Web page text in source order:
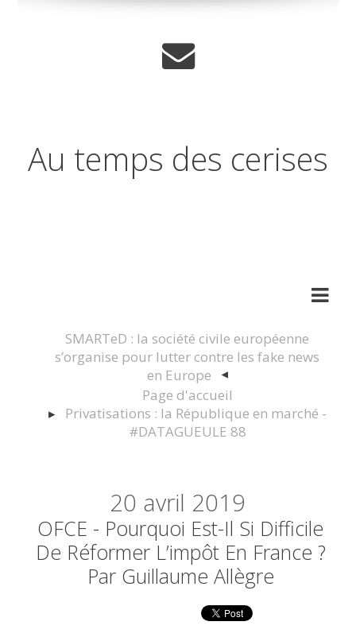
Au temps des cerises
SMARTeD : la société civile européenne
s’organise pour lutter contre les fake news
en Europe
Page d'accueil
Privatisations : la République en marché -
#DATAGUEULE 88
20 avril 2019
OFCE - Pourquoi Est-Il Si Difficile
De Réformer L’impôt En France ?
Par Guillaume Allègre